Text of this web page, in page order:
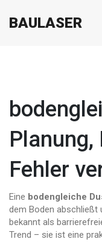
BAULASER
Planung,
Fehler
Eine bodengleiche
dem Boden abschließt
bekannt als
Trend – sie ist eine